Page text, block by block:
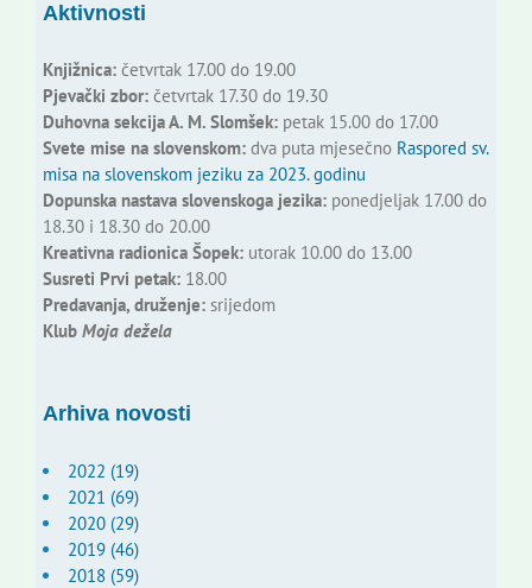
Aktivnosti
Knjižnica:četvrtak 17.00 do 19.00
Pjevački zbor:četvrtak 17.30 do 19.30
Duhovna sekcija A. M. Slomšek:petak 15.00 do 17.00
Svete mise na slovenskom:dva puta mjesečno Raspored sv.
misa na slovenskom jeziku za 2023. godinu
Dopunska nastava slovenskoga jezika:ponedjeljak 17.00 do
18.30 i 18.30 do 20.00
Kreativna radionica Šopek:utorak 10.00 do 13.00
Susreti Prvi petak:18.00
Predavanja, druženje:srijedom
Klub Moja dežela
Arhiva novosti
2022 (19)
2021 (69)
2020 (29)
2019 (46)
2018 (59)